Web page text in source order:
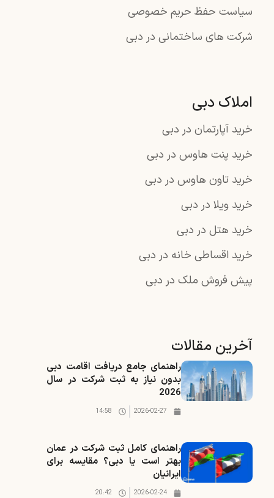
سیاست حفظ حریم خصوصی
شرکت های ساختمانی در دبی
املاک دبی
خرید آپارتمان در دبی
خرید پنت هاوس در دبی
خرید تاون هاوس در دبی
خرید ویلا در دبی
خرید هتل در دبی
خرید اقساطی خانه در دبی
پیش فروش ملک در دبی
آخرین مقالات
راهنمای جامع دریافت اقامت دبی
بدون نیاز به ثبت شرکت در سال
2026
2026-02-27
14:58
راهنمای کامل ثبت شرکت در عمان
بهتر است یا دبی؟ مقایسه برای
ایرانیان
2026-02-24
20:42